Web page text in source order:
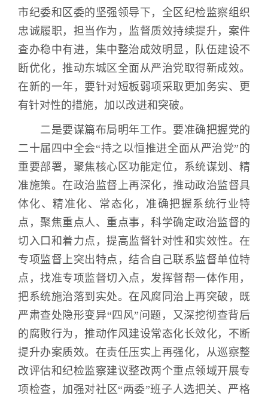
市纪委和区委的坚强领导下，全区纪检监察组织
忠诚履职，担当作为，监督质效持续提升，案件
查办稳中有进，集中整治成效明显，队伍建设不
断优化，推动东城区全面从严治党取得新成效。
在新的一年，要针对短板弱项采取更加务实、更
有针对性的措施，加以改进和突破。
二是要谋篇布局明年工作。 要准确把握党的
二十届四中全会“持之以恒推进全面从严治党”的
重要部署，聚焦核心区功能定位，系统谋划、精
准施策。在政治监督上再深化，推动政治监督具
体化、精准化、常态化，准确把握系统行业特
点，聚焦重点人、重点事，科学确定政治监督的
切入口和着力点，提高监督针对性和实效性。在
专项监督上突出特点，结合自己联系监督单位特
点，找准专项监督切入点，发挥督帮一体作用，
把系统施治落到实处。在风腐同治上再突破，既
严肃查处隐形变异“四风”问题，又深挖彻查背后
的腐败行为，推动作风建设常态化长效化，不断
提升办案质效。在责任压实上再强化，从巡察整
改评估和纪检监察建议整改两个重点领域开展专
项检查，加强对社区“两委”班子人选把关、严格